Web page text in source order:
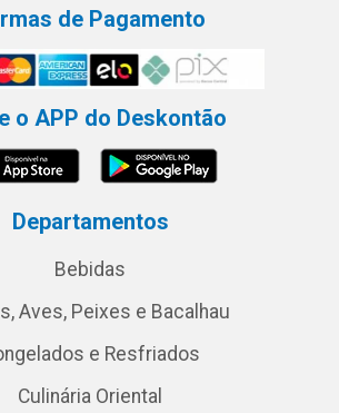
de Pagamento
o APP do Deskontão
Departamentos
Bebidas
Aves, Peixes e Bacalhau
e Resfriados
Culinária Oriental